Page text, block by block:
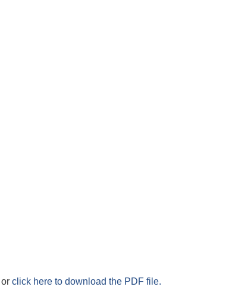
or click here to download the PDF file.